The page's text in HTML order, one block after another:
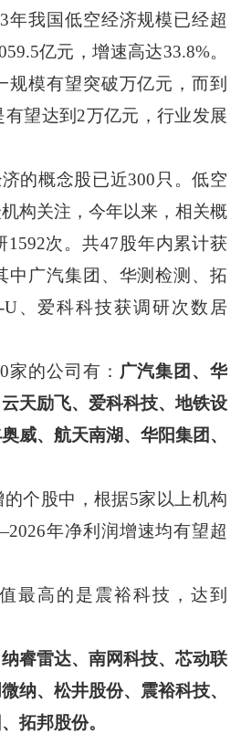
年我国低空经济规模已经超
亿元，增速高达33.8%。
规模有望突破万亿元，而到
有望达到2万亿元，行业发展
的概念股已近300只。低空
构关注，今年以来，相关概
次。共47股年内累计获
中广汽集团、华测检测、拓
、爱科科技获调研次数居
家的公司有： 广汽集团、华
天励飞、爱科科技、地铁设
威、航天南湖、华阳集团、
个股中，根据5家以上机构
年净利润增速均有望超
最高的是震裕科技，达到
纳睿雷达、南网科技、芯动联
纳、松井股份、震裕科技、
拓邦股份。